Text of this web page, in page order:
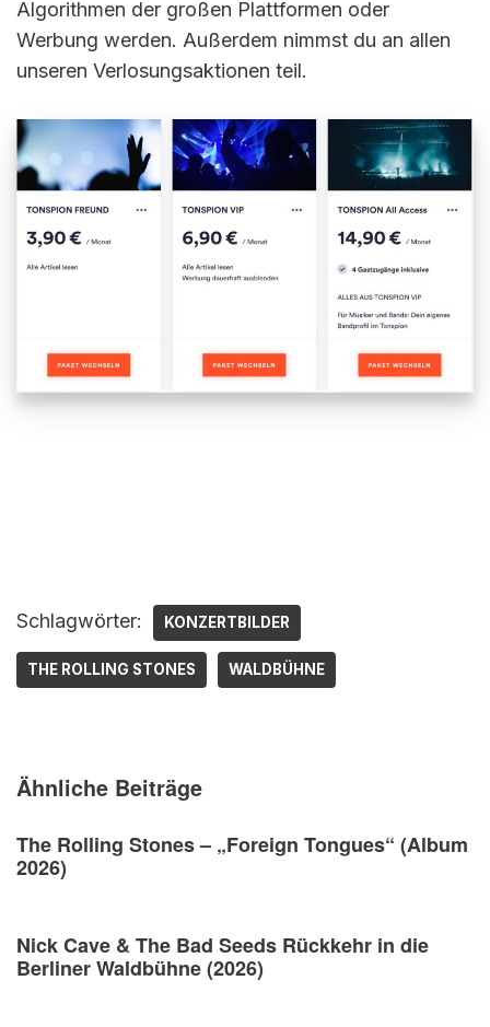
Algorithmen der großen Plattformen oder
Werbung werden. Außerdem nimmst du an allen
unseren Verlosungsaktionen teil.
Schlagwörter: KONZERTBILDER
THE ROLLING STONES WALDBÜHNE
Ähnliche Beiträge
The Rolling Stones – „Foreign Tongues“ (Album
2026)
Nick Cave & The Bad Seeds Rückkehr in die
Berliner Waldbühne (2026)